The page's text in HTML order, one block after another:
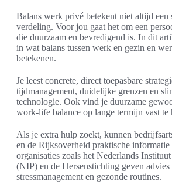
Balans werk privé betekent niet altijd een
verdeling. Voor jou gaat het om een
die duurzaam en bevredigend is. In dit
in wat balans tussen werk en gezin en
betekenen.
Je leest concrete, direct toepasbare
tijdmanagement, duidelijke grenzen en
technologie. Ook vind je duurzame
work-life balance op lange termijn vast te
Als je extra hulp zoekt, kunnen
en de Rijksoverheid praktische
organisaties zoals het Nederlands
(NIP) en de Hersenstichting geven advies
stressmanagement en gezonde routines.